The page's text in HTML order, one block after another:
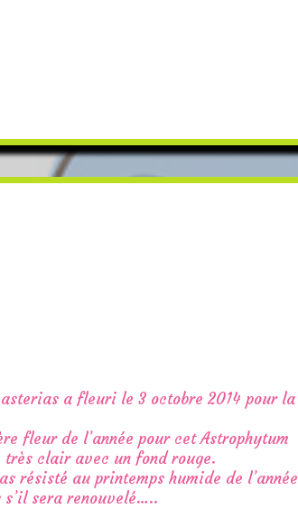
a fleuri le 3 octobre 2014 pour la
fleur de l’année pour cet Astrophytum
clair avec un fond rouge.
résisté au printemps humide de l’année
s’il sera renouvelé…..